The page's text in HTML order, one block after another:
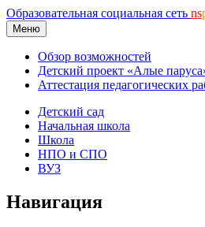
Образовательная социальная сеть ns
Меню
Обзор возможностей
Детский проект «Алые
Аттестация педагогических
Детский сад
Начальная школа
Школа
НПО и СПО
ВУЗ
Навигация